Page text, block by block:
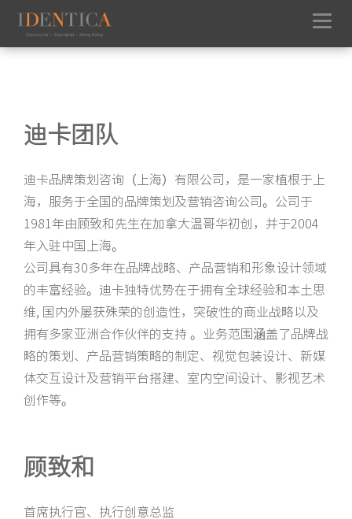
迪卡团队
迪卡品牌策划咨询（上海）有限公司，是一家植根于上
海，服务于全国的品牌策划及营销咨询公司。公司于
1981年由顾致和先生在加拿大温哥华初创，并于2004
年入驻中国上海。
公司具有30多年在品牌战略、产品营销和形象设计领域
的丰富经验。迪卡独特优势在于拥有全球经验和本土思
维, 国内外屡获殊荣的创造性，突破性的商业战略以及
拥有多家亚洲合作伙伴的支持 。业务范围涵盖了品牌战
略的策划、产品营销策略的制定、视觉包装设计、新媒
体交互设计及营销平台搭建、室内空间设计、影视艺术
创作等。
顾致和
首席执行官、执行创意总监